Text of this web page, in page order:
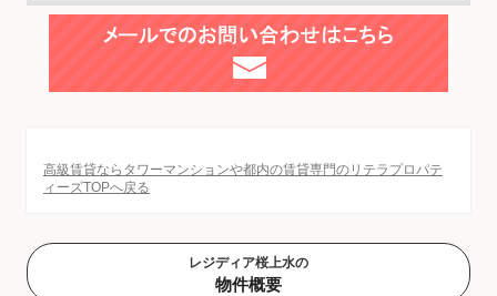
高級賃貸ならタワーマンションや都内の賃貸専門のリテラプロパテ
ィーズTOPへ戻る
レジディア桜上水の
物件概要